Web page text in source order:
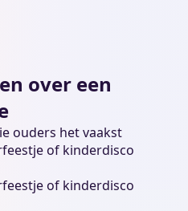
over een
ouders het vaakst
of kinderdisco
of kinderdisco